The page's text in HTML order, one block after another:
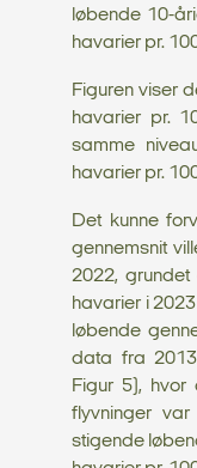
løbende 10-
havarier pr.
Figuren viser
havarier pr.
samme
havarier pr.
Det kunne
gennemsnit
2022,
havarier i
løbende
data fra
Figur 5), hvor
flyvninger
stigende